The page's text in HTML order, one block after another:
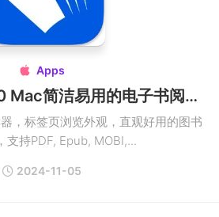
 Apps
Clearview v3.5.0 Mac简洁易用的电子书阅读器破解版
，标签页浏览外观，直观好用的图书
支持PDF, Epub, MOBI,...
2024-11-05